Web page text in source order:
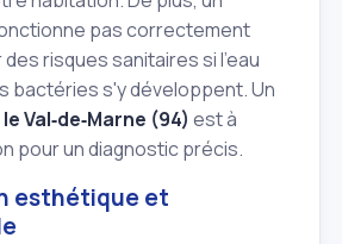
pas correctement
risques sanitaires si l'eau
bactéries s'y développent. Un
Val‑de‑Marne (94) est à
pour un diagnostic précis.
esthétique et